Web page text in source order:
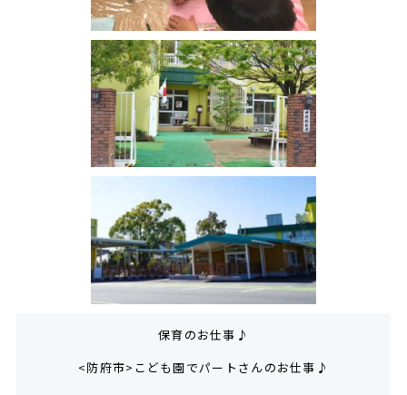
保育のお仕事♪
<防府市>こども園でパートさんのお仕事♪